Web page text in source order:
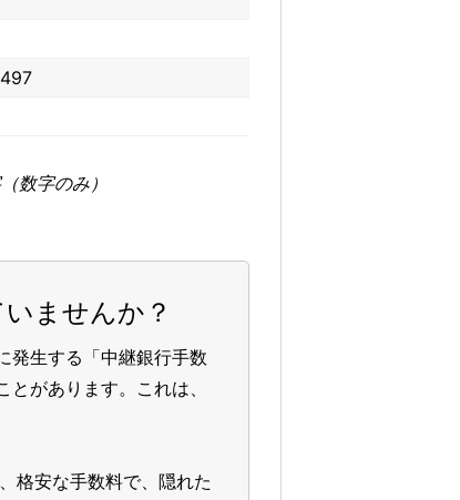
数字のみ）
ませんか？
発生する「中継銀行手数
があります。これは、
格安な手数料で、隠れた